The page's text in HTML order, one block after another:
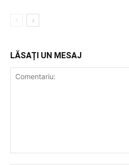
LĂSAȚI UN MESAJ